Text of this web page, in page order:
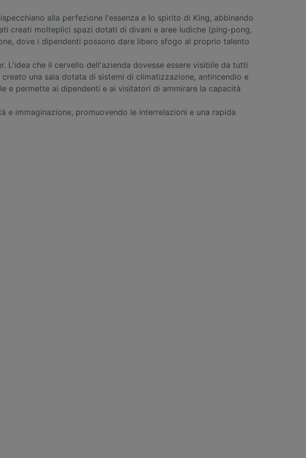
alla perfezione l'essenza e lo spirito di King, abbinando
creati molteplici spazi dotati di divani e aree ludiche (ping-pong,
dove i dipendenti possono dare libero sfogo al proprio talento
L'idea che il cervello dell'azienda dovesse essere visibile da tutti
una sala dotata di sistemi di climatizzazione, antincendio e
e permette ai dipendenti e ai visitatori di ammirare la capacità
immaginazione, promuovendo le interrelazioni e una rapida